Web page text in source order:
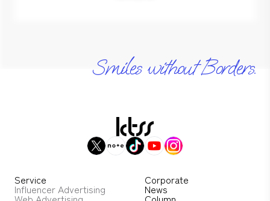
Smiles without Borders.
Service
Influencer Advertising
Corporate
News